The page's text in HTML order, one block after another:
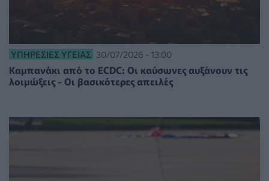
ΥΠΗΡΕΣΊΕΣ ΥΓΕΊΑΣ 30/07/2026 - 13:00
Καμπανάκι από το ECDC: Οι καύσωνες αυξάνουν τις
λοιμώξεις - Οι βασικότερες απειλές